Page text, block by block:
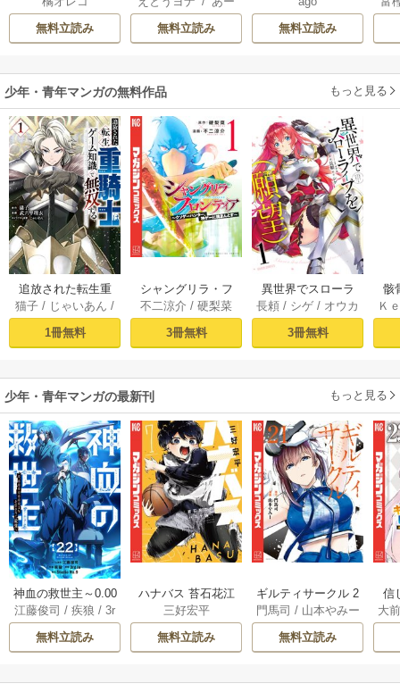
無料立読み
れ流す ～公爵家
の落ちこぼれ令
を掴み取る～
もんど/あんべよ
しろう
無料立読み
無料立読み
少年・青年マンガの無料作品 もっと見る
追放された転生重
騎士はゲーム知識
で無双する（１）
猫子 / じゃいあん /
武六甲理衣
1冊無料
シャングリラ・フ
ロンティア（１）
～クソゲーハン
ター、神ゲーに挑
不二涼介 /硬梨菜
3冊無料
異世界でスローラ
イフを（願望） 1
長頼 / シゲ / オウカ
3冊無料
骸
異
Ｋ
少年・青年マンガの最新刊 もっと見る
神血の救世主～0.00
000001％を引き当
て最強へ～【電子
書籍特典付】 22巻
江藤俊司 /疾狼 /3r
d Ie/Studio No.9
無料立読み
ハナバス 苔石花江
のバスケ論 7巻
三好宏平
無料立読み
ギルティサークル 2
1巻
門馬司 / 山本やみー
無料立読み
信
に
の
大